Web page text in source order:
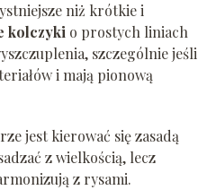
niż krótkie i
kolczykio prostych liniach
szczególnie jeśli
i mają pionową
jest kierować się zasadą
z wielkością, lecz
z rysami.